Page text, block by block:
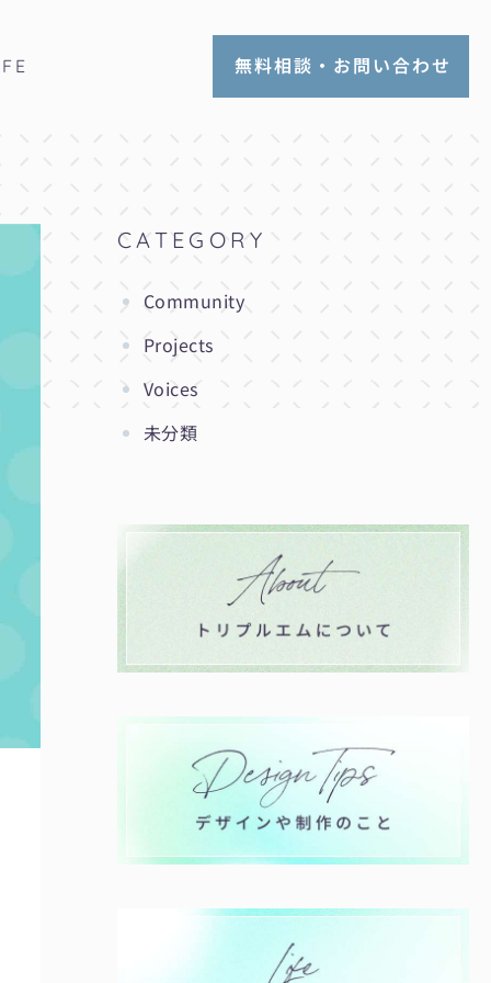
無料相談・お問い合わせ
CATEGORY
Community
Projects
Voices
未分類